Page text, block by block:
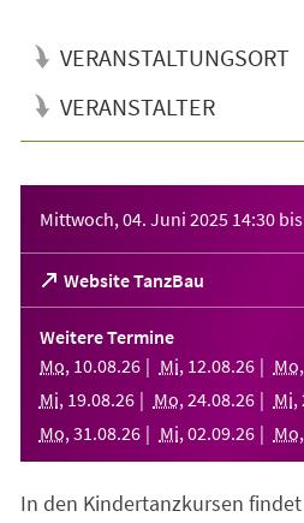
VERANSTALTUNGSORT
VERANSTALTER
Mittwoch, 04. Juni 2025 14:30 bis
Website TanzBau
(Öffnet
in
einem
neuen
Tab)
Weitere Termine
Mo, 10.08.26 Mi, 12.08.26 Mo,
Mi, 19.08.26 Mo, 24.08.26 Mi,
Mo, 31 .08.26 Mi, 02.09.26 Mo,
In den Kindertanzkursen